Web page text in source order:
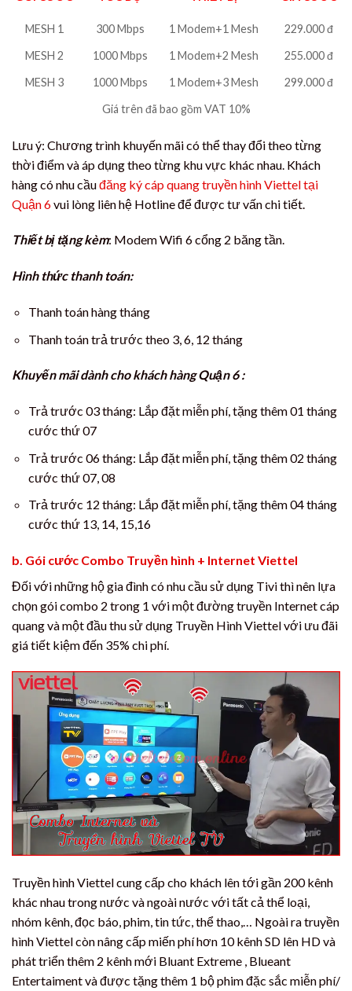
MESH 1 300 Mbps 1 Modem+1 Mesh
229.000 đ
MESH 2
1000 Mbps 1 Modem+2 Mesh
255.000 đ
MESH 3
1000 Mbps 1 Modem+3 Mesh
299.000 đ
Giá trên đã bao gồm VAT 10%
Lưu ý: Chương trình khuyến mãi có thể thay đổi theo từng
thời điểm và áp dụng theo từng khu vực khác nhau. Khách
hàng có nhu cầuđăng ký cáp quang truyền hình Viettel tại
Quận 6vui lòng liên hệ Hotline để được tư vấn chi tiết.
Thiết bị tặng kèm: Modem Wifi 6 cổng 2 băng tần.
Hình thức thanh toán:
Thanh toán hàng tháng
Thanh toán trả trước theo 3, 6, 12 tháng
Khuyến mãi dành cho khách hàng Quận 6 :
Trả trước 03 tháng: Lắp đặt miễn phí, tặng thêm 01 tháng
cước thứ 07
Trả trước 06 tháng: Lắp đặt miễn phí, tặng thêm 02 tháng
cước thứ 07, 08
Trả trước 12 tháng: Lắp đặt miễn phí, tặng thêm 04 tháng
cước thứ 13, 14, 15,16
b. Gói cước Combo Truyền hình + Internet Viettel
Đối với những hộ gia đình có nhu cầu sử dụng Tivi thì nên lựa
chọn gói combo 2 trong 1 với một đường truyền Internet cáp
quang và một đầu thu sử dụng Truyền Hình Viettel với ưu đãi
giá tiết kiệm đến 35% chi phí.
Truyền hình Viettel cung cấp cho khách lên tới gần 200 kênh
khác nhau trong nước và ngoài nước với tất cả thể loại,
nhóm kênh, đọc báo, phim, tin tức, thể thao,… Ngoài ra truyền
hình Viettel còn nâng cấp miến phí hơn 10 kênh SD lên HD và
phát triển thêm 2 kênh mới Bluant Extreme , Blueant
Entertaiment và được tặng thêm 1 bộ phim đặc sắc miễn phí/